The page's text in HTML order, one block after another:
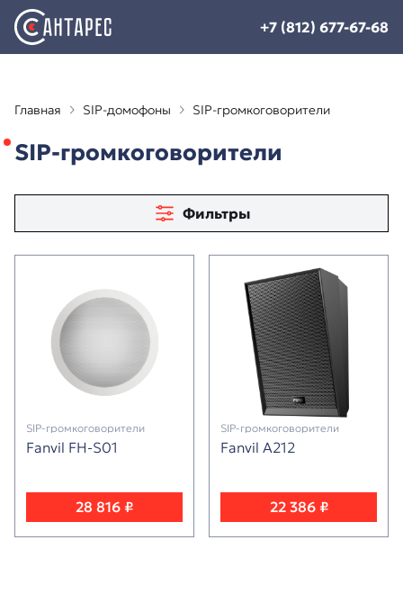
+7 (812) 677-67-68
Главная SIP-домофоны SIP-громкоговорители
SIP-громкоговорители
Фильтры
SIP-громкоговорители
Fanvil FH-S01
28 816 ₽
SIP-громкоговорители
Fanvil A212
22 386 ₽